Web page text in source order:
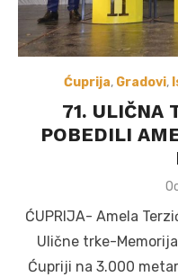
Ćuprija, Gradovi,
71. ULIČNA
POBEDILI
ĆUPRIJA- Amela
Ulične trke-
Ćupriji na 3.000